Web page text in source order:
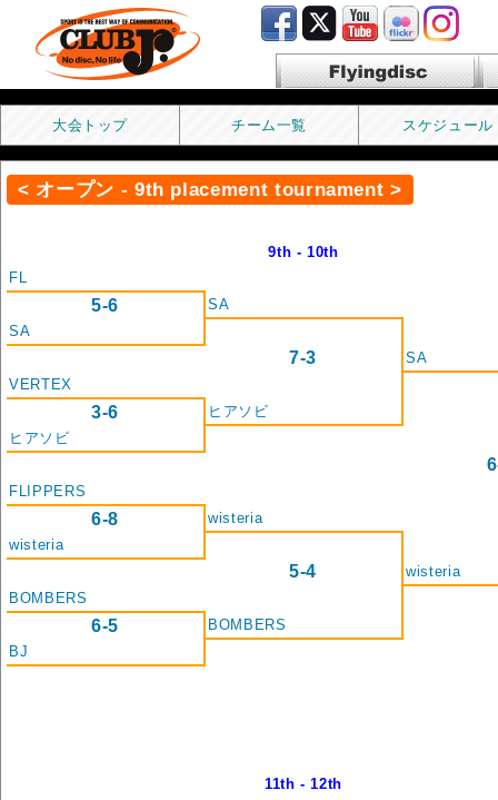
ク
大会トップ チーム一覧 スケジュール
< オープン - 9th placement tournament >
9th - 10th
FL
5-6
SA
SA
7-3
SA
VERTEX
3-6
ヒアソビ
ヒアソビ
FLIPPERS
6-8
wisteria
wisteria
5-4
wisteria
BOMBERS
6-5
BOMBERS
BJ
11th - 12th